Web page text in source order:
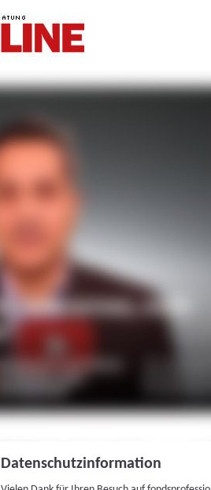
Datenschutzinformation